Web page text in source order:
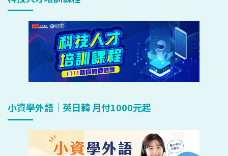
小資學外語｜英日韓 月付1000元起